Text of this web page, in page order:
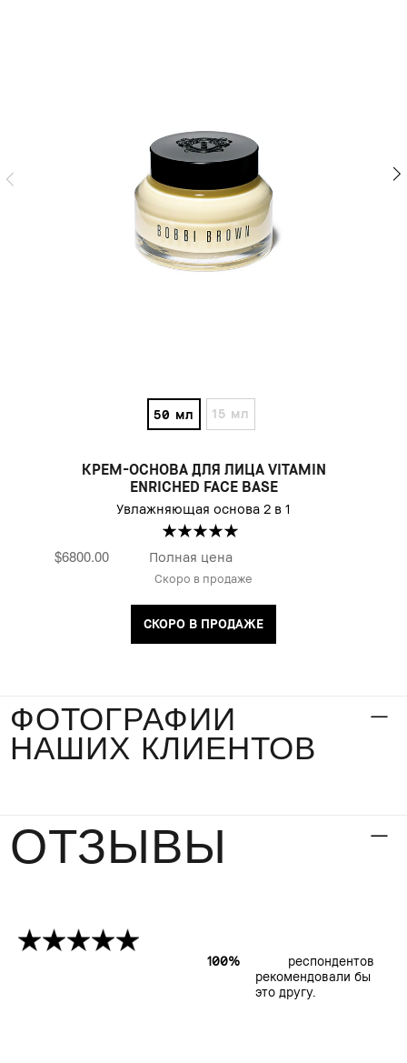
50 мл 15 мл
КРЕМ-ОСНОВА ДЛЯ ЛИЦА VITAMIN
ENRICHED FACE BASE
Увлажняющая основа 2 в 1
$6800.00 Полная цена
Скоро в продаже
СКОРО В ПРОДАЖЕ
ФОТОГРАФИИ
НАШИХ КЛИЕНТОВ
ОТЗЫВЫ
100%
респондентов
рекомендовали бы
это другу.